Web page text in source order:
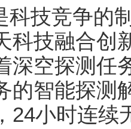
科技竞争的
科技融合创
深空探测任
的智能探测
24小时连续